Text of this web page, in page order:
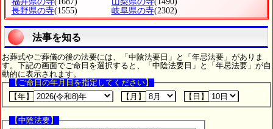
長野県の寺(1555) 岐阜県の寺(2302)
法事を知る
お葬式やご葬儀の後の法要には、「中陰法要日」と「年忌法要」がありま
す。下記の画面でご命日を選択すると、「中陰法要日」と「年忌法要」が自
動的に表示されます。
【ご命日の年月日を指定してください】
【年】
【月】 【日】
【中陰法要】